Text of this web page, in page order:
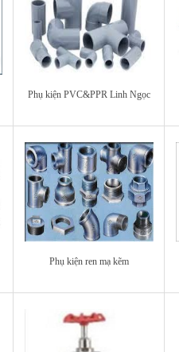
Phụ kiện PVC&PPR Linh Ngọc
Phụ kiện ren mạ kẽm